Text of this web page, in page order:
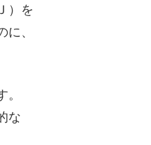
）を
、
な